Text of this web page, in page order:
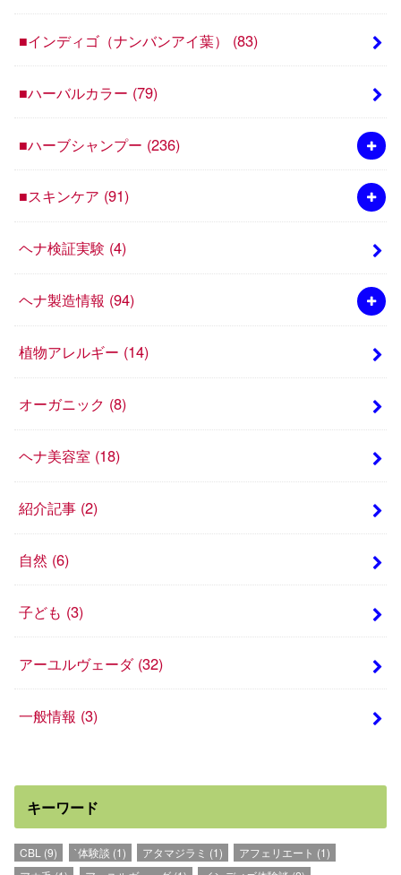
■インディゴ（ナンバンアイ葉） (83)
■ハーバルカラー (79)
■ハーブシャンプー (236)
■スキンケア (91)
ヘナ検証実験 (4)
ヘナ製造情報 (94)
植物アレルギー (14)
オーガニック (8)
ヘナ美容室 (18)
紹介記事 (2)
自然 (6)
子ども (3)
アーユルヴェーダ (32)
一般情報 (3)
キーワード
CBL (9) `体験談 (1) アタマジラミ (1) アフェリエート (1)